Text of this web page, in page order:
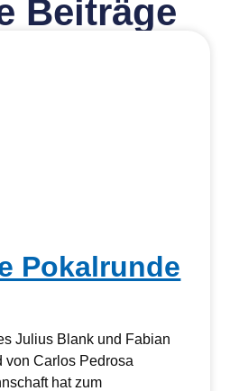
Beiträge
Pokalrunde
Julius Blank und Fabian
von Carlos Pedrosa
hat zum